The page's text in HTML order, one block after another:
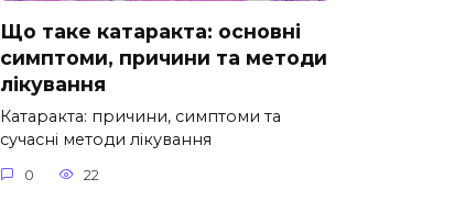
Що таке катаракта: основні
симптоми, причини та методи
лікування
Катаракта: причини, симптоми та
сучасні методи лікування
0 22